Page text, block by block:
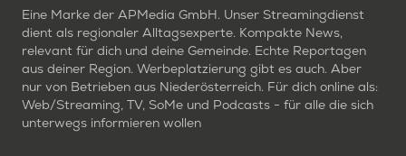
Eine Marke der APMedia GmbH. Unser Streamingdienst
dient als regionaler Alltagsexperte. Kompakte News,
relevant für dich und deine Gemeinde. Echte Reportagen
aus deiner Region. Werbeplatzierung gibt es auch. Aber
nur von Betrieben aus Niederösterreich. Für dich online als:
Web/Streaming, TV, SoMe und Podcasts - für alle die sich
unterwegs informieren wollen